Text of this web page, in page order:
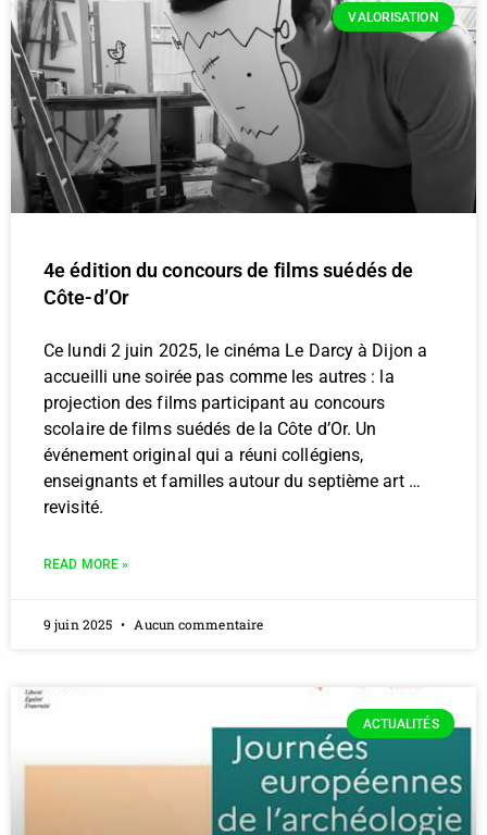
VALORISATION
4e édition du concours de films suédés de
Côte-d’Or
Ce lundi 2 juin 2025, le cinéma Le Darcy à Dijon a
accueilli une soirée pas comme les autres : la
projection des films participant au concours
scolaire de films suédés de la Côte d’Or. Un
événement original qui a réuni collégiens,
enseignants et familles autour du septième art …
revisité.
READ MORE »
9 juin 2025 Aucun commentaire
ACTUALITÉS